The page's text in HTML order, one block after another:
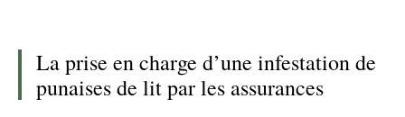
La prise en charge d’une infestation de
punaises de lit par les assurances